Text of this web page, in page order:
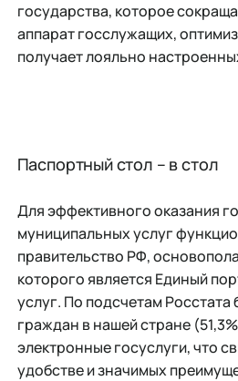
государства, которое
аппарат госслужащих,
получает лояльно
Паспортный стол – в стол
Для эффективного оказания
муниципальных услуг
правительство РФ,
которого является Единый
услуг. По подсчетам Росстата
граждан в нашей стране
электронные госуслуги, что
удобстве и значимых